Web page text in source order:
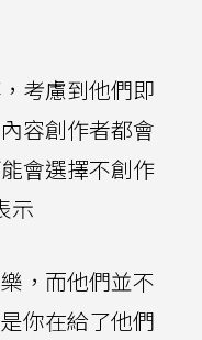
考慮到他們即
容創作者都會
會選擇不創作
示
，而他們並不
你在給了他們